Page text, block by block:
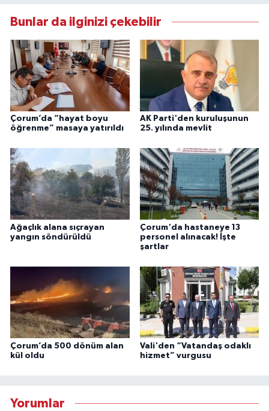
Bunlar da ilginizi çekebilir
Çorum’da “hayat boyu
öğrenme” masaya yatırıldı
AK Parti'den kuruluşunun
25. yılında mevlit
Ağaçlık alana sıçrayan
yangın söndürüldü
Çorum'da hastaneye 13
personel alınacak! İşte
şartlar
Çorum’da 500 dönüm alan
kül oldu
Vali'den “Vatandaş odaklı
hizmet” vurgusu
Yorumlar